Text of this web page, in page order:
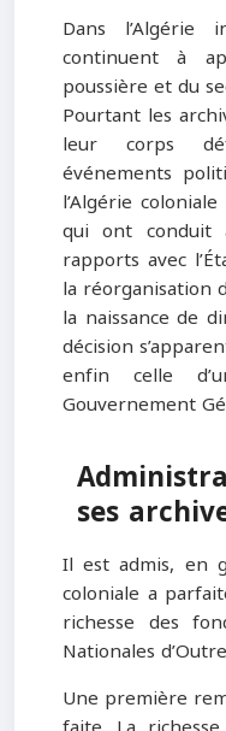
Dans l’Algérie
continuent à
poussière et du
Pourtant les
leur corps
événements
l’Algérie
qui ont conduit
rapports avec
la réorganisation
la naissance de
décision
enfin celle
Gouvernement
ses
Il est admis, en
coloniale a
richesse des
Nationales
Une première